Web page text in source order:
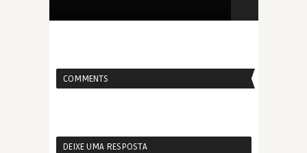
COMMENTS
DEIXE UMA RESPOSTA